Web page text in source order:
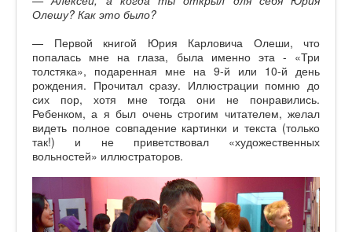
Олешу? Как это было?
— Первой книгой Юрия Карловича Олеши, что
попалась мне на глаза, была именно эта - «Три
толстяка», подаренная мне на 9-й или 10-й день
рождения. Прочитал сразу. Иллюстрации помню до
сих пор, хотя мне тогда они не понравились.
Ребенком, а я был очень строгим читателем, желал
видеть полное совпадение картинки и текста (только
так!) и не приветствовал «художественных
вольностей» иллюстраторов.